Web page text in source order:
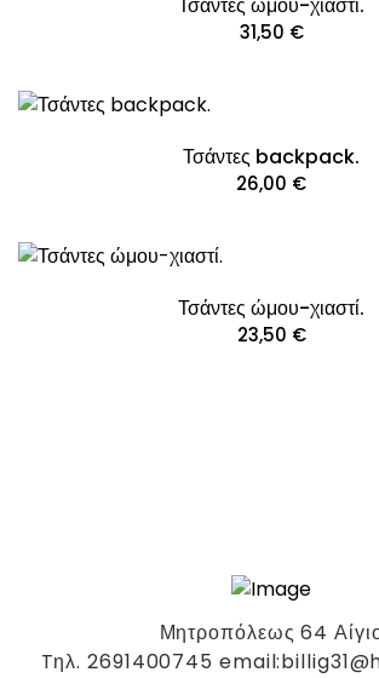
Τσάντες ώμου-χιαστί.
31,50 €
Τσάντες backpack.
26,00 €
Τσάντες ώμου-χιαστί.
23,50 €
Μητροπόλεως 64
Tηλ. 2691400745